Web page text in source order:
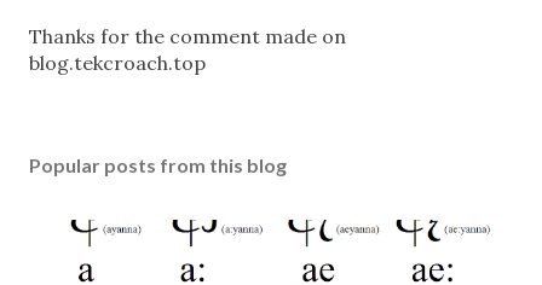
P
o
C
Thanks for the comment made on
blog.tekcroach.top
Popular posts from this blog